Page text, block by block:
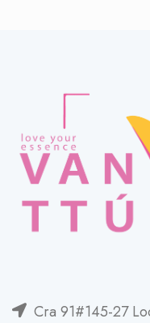
Cra 91#145-27